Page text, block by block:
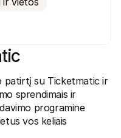
patirtį su Ticketmatic ir
sprendimais ir
programine
vos keliais
Mollie